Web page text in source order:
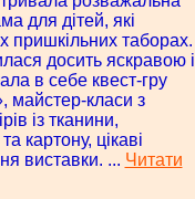
для дітей, які
пришкільних таборах.
досить яскравою і
в себе квест-гру
майстер-класи з
із тканини,
картону, цікаві
виставки. ... Читати